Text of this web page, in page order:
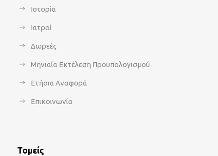
Ιστορία
Ιατροί
Δωρεές
Μηνιαία Εκτέλεση Προϋπολογισμού
Ετήσια Αναφορά
Επικοινωνία
Τομείς